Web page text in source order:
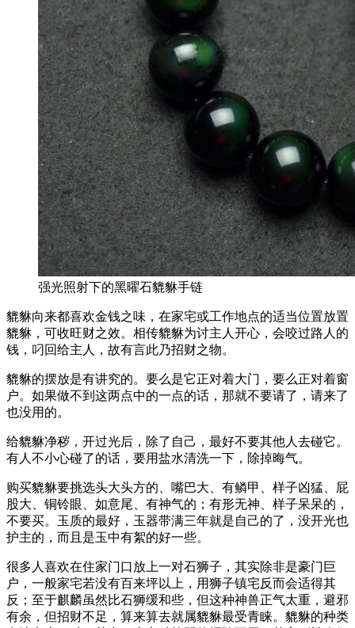
强光照射下的黑曜石貔貅手链
貔貅向来都喜欢金钱之味，在家宅或工作地点的适当位置放置
貔貅，可收旺财之效。相传貔貅为讨主人开心，会咬过路人的
钱，叼回给主人，故有言此乃招财之物。
貔貅的摆放是有讲究的。要么是它正对着大门，要么正对着窗
户。如果做不到这两点中的一点的话，那就不要请了，请来了
也没用的。
给貔貅净秽，开过光后，除了自己，最好不要其他人去碰它。
有人不小心碰了的话，要用盐水清洗一下，除掉晦气。
购买貔貅要挑选头大头方的、嘴巴大、有鳞甲、样子凶猛、屁
股大、铜铃眼、如意尾、有神气的；有形无神、样子呆呆的，
不要买。玉质的最好，玉器带满三年就是自己的了，没开光也
护主的，而且是玉中有絮的好一些。
很多人喜欢在住家门口放上一对石狮子，其实除非是豪门巨
户，一般家宅若没有百来坪以上，用狮子镇宅反而会适得其
反；至于麒麟虽然比石狮缓和些，但这种神兽正气太重，避邪
有余，但招财不足，算来算去就属貔貅最受青睐。貔貅的种类